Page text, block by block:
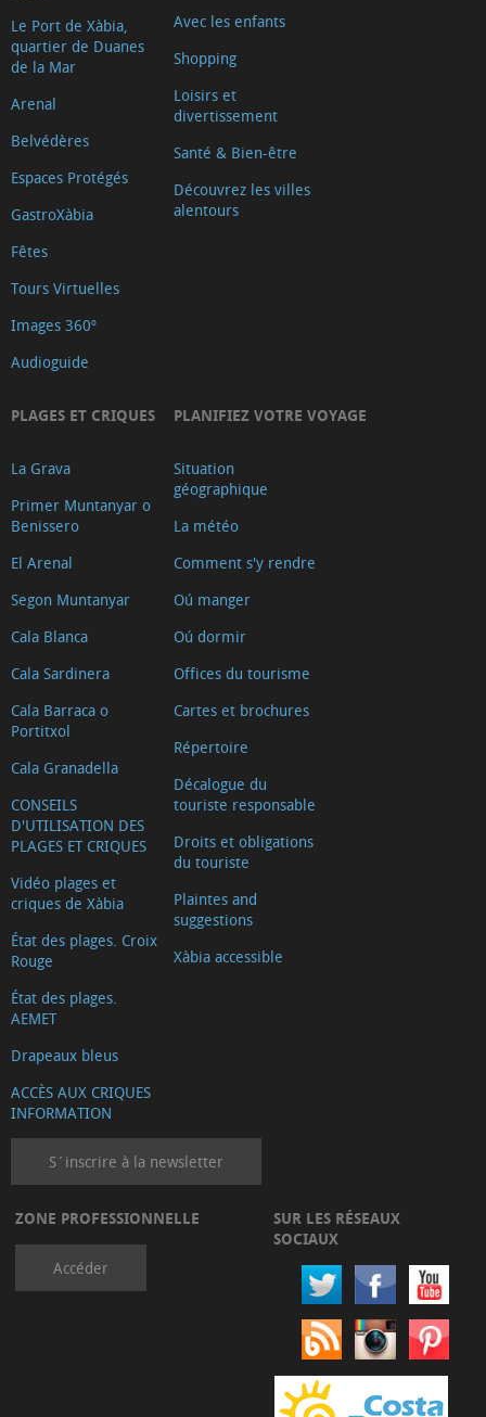
Le Port de Xàbia,
quartier de Duanes
de la Mar
Arenal
Belvédères
Espaces Protégés
GastroXàbia
Fêtes
Tours Virtuelles
Images 360º
Audioguide
Avec les enfants
Shopping
Loisirs et
divertissement
Santé & Bien-être
Découvrez les villes
alentours
PLAGES ET CRIQUES
La Grava
Primer Muntanyar o
Benissero
El Arenal
Segon Muntanyar
Cala Blanca
Cala Sardinera
Cala Barraca o
Portitxol
Cala Granadella
CONSEILS
D'UTILISATION DES
PLAGES ET CRIQUES
Vidéo plages et
criques de Xàbia
État des plages. Croix
Rouge
État des plages.
AEMET
Drapeaux bleus
ACCÈS AUX CRIQUES
INFORMATION
PLANIFIEZ VOTRE VOYAGE
Situation
géographique
La météo
Comment s'y rendre
Oú manger
Oú dormir
Offices du tourisme
Cartes et brochures
Répertoire
Décalogue du
touriste responsable
Droits et obligations
du touriste
Plaintes and
suggestions
Xàbia accessible
S´inscrire à la newsletter
ZONE PROFESSIONNELLE
Accéder
SUR LES RÉSEAUX
SOCIAUX